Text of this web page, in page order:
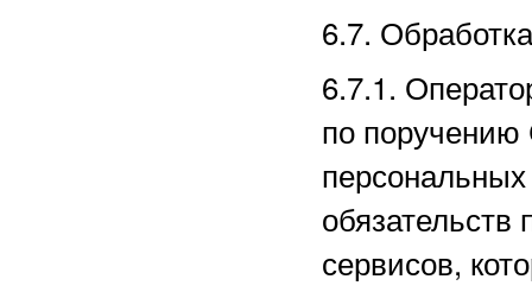
6.7.
6.7.1.
по поручению
обязательств
сервисов,